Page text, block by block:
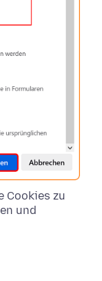
Cookies zu
und